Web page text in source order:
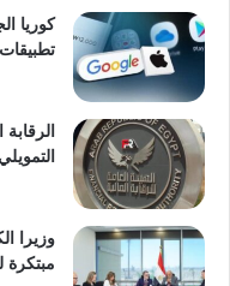
تطبيقات
وزيرا
مبتكرة